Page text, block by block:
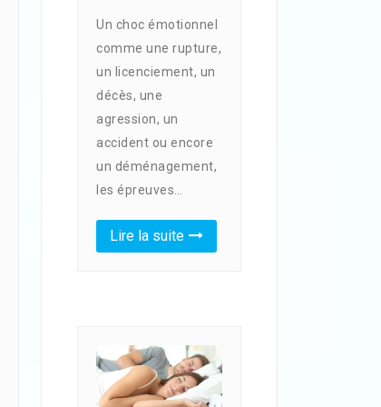
Un choc émotionnel
comme une rupture,
un licenciement, un
décès, une
agression, un
accident ou encore
un déménagement,
les épreuves…
Lire la suite